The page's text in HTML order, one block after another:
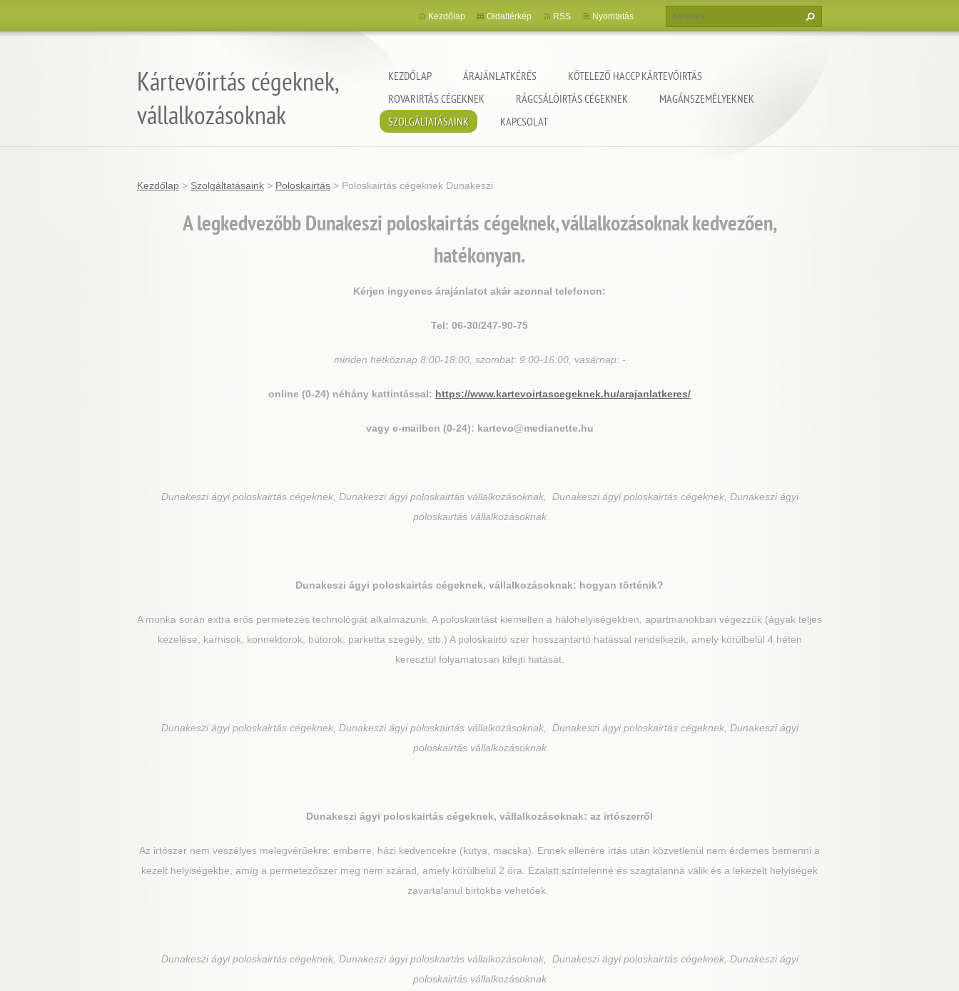
Kártevőirtás cégeknek,
vállalkozásoknak
KEZDŐLAP ÁRAJÁNLATKÉRÉS
KÖTELEZŐ HACCP KÁRTEVŐIRTÁS
ROVARIRTÁS CÉGEKNEK
RÁGCSÁLÓIRTÁS CÉGEKNEK
MAGÁNSZEMÉLYEKNEK
SZOLGÁLTATÁSAINK
KAPCSOLAT
Kezdőlap Oldaltérkép RSS Nyomtatás
Kezdőlap > Szolgáltatásaink > Poloskairtás > Poloskairtás cégeknek Dunakeszi
A legkedvezőbb Dunakeszi poloskairtás cégeknek, vállalkozásoknak kedvezően,
hatékonyan.
Kérjen ingyenes árajánlatot akár azonnal telefonon:
Tel: 06-30/247-90-75
minden hétköznap 8:00-18:00, szombat: 9:00-16:00, vasárnap: -
online (0-24) néhány kattintással: https://www.kartevoirtascegeknek.hu/arajanlatkeres/
vagy e-mailben (0-24): kartevo@medianette.hu
Dunakesziágyi poloskairtás cégeknek, Dunakeszi ágyi poloskairtás vállalkozásoknak, Dunakeszi ágyi poloskairtás cégeknek, Dunakeszi ágyi
poloskairtás vállalkozásoknak
Dunakeszi ágyi poloskairtás cégeknek, vállalkozásoknak: hogyan történik?
A munka során extra erős permetezés technológiát alkalmazunk. A poloskairtást kiemelten a hálóhelyiségekben, apartmanokban végezzük (ágyak teljes
kezelése, karnisok, konnektorok, bútorok, parketta szegély, stb.) A poloskairtó szer hosszantartó hatással rendelkezik, amely körülbelül 4 héten
keresztül folyamatosan kifejti hatását.
Dunakesziágyi poloskairtás cégeknek, Dunakeszi ágyi poloskairtás vállalkozásoknak, Dunakeszi ágyi poloskairtás cégeknek, Dunakeszi ágyi
poloskairtás vállalkozásoknak
Dunakeszi ágyi poloskairtás cégeknek, vállalkozásoknak: az irtószerről
Az irtószer nem veszélyes melegvérűekre: emberre, házi kedvencekre (kutya, macska). Ennek ellenére irtás után közvetlenül nem érdemes bemenni a
kezelt helyiségekbe, amíg a permetezőszer meg nem szárad, amely körülbelül 2 óra. Ezalatt színtelenné és szagtalanná válik és a lekezelt helyiségek
zavartalanul birtokba vehetőek.
Dunakesziágyi poloskairtás cégeknek, Dunakeszi ágyi poloskairtás vállalkozásoknak, Dunakeszi ágyi poloskairtás cégeknek, Dunakeszi ágyi
poloskairtás vállalkozásoknak